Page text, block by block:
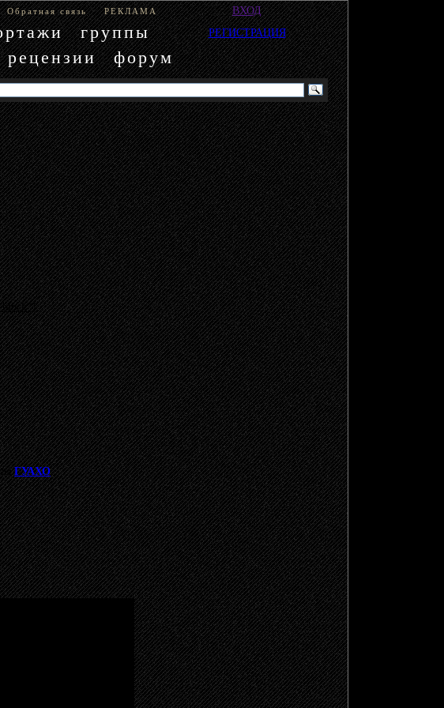
Обратная связь РЕКЛАМА
группы
рецензии форум
ВХОД
РЕГИСТРАЦИЯ
block"}
ГУАХО.